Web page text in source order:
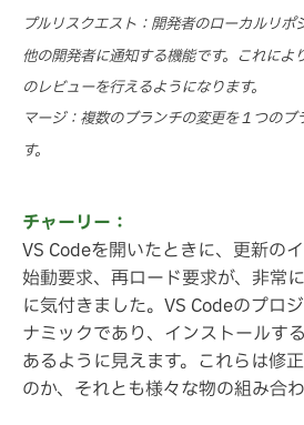
プルリスクエスト：開発者のローカルリポ
他の開発者に通知する機能です。これによ
のレビューを行えるようになります。
マージ：複数のブランチの変更を１つの
す。
チャーリー：
VS Codeを開いたときに、更新の
始動要求、再ロード要求が、非常
に気付きました。VS Codeのプロ
ナミックであり、インストールす
あるように見えます。これらは修
のか、それとも様々な物の組み合